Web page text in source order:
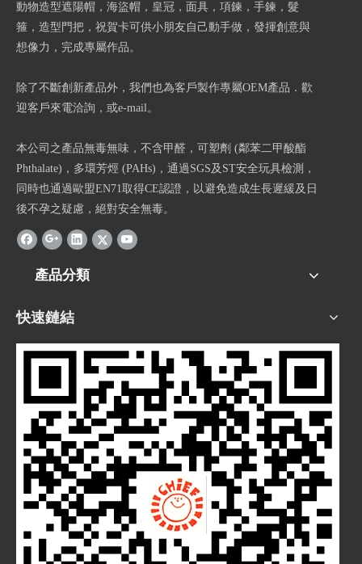
動物造型遮陽帽，海盜帽，皇冠，面具，項鍊，手鍊，髮
箍，造型門把，祝賀卡可供小朋友自己動手做，發揮創意與
想像力，完成專屬作品。
除了不斷創新產品外，我們也為客戶製作專屬OEM產品．歡
迎客戶來電洽詢，或e-mail。
本公司之產品無毒無味，不含甲醛，可塑劑 (鄰苯二甲酸酯
Phthalate)，多環芳烴 (PAHs)，通過SGS及ST安全玩具檢測，
同時也通過歐盟EN71取得CE認證，以避免造成生長遲緩及日
後不孕之疑慮，絕對安全無毒。
產品分類
快速鏈結